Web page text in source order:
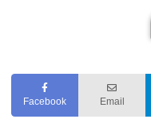
Facebook Email